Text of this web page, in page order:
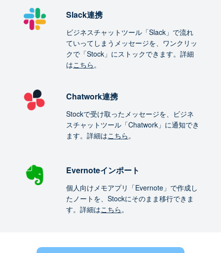
Slack連携
ビジネスチャットツール「Slack」で流れ
ていってしまうメッセージを、ワンクリッ
クで「Stock」にストックできます。詳細
はこちら。
Chatwork連携
Stockで受け取ったメッセージを、ビジネ
スチャットツール「Chatwork」に通知でき
ます。詳細はこちら。
Evernoteインポート
個人向けメモアプリ「Evernote」で作成し
たノートを、Stockにそのまま移行できま
す。詳細はこちら。